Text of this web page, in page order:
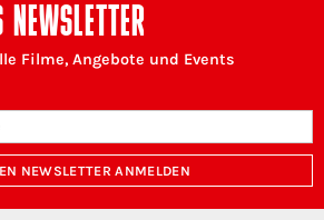
Filme, Angebote und Events
NEWSLETTER ANMELDEN